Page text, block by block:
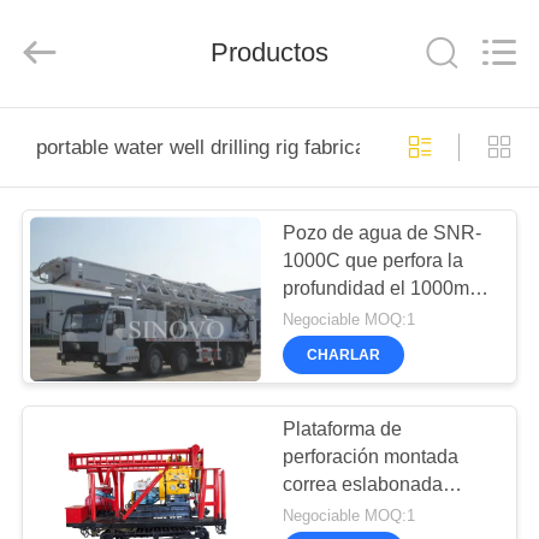
PRODUCTOS
VR
SHOW
SOBRE
VIAJE
한국
Việt
বাংলা
Porcelana
Bueno
Calidad
Triturador
hidráulico
Copyright
International
Productos
portable water well drilling rig fabricación en línea
Pozo de agua de SNR-
1000C que perfora la
profundidad el 1000m
de Rig Drilling Capacity
Aperture 500m m
Negociable MOQ:1
CHARLAR
Plataforma de
perforación montada
correa eslabonada
multifuncional del pozo
Negociable MOQ:1